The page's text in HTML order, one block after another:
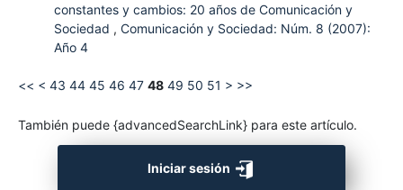
constantes y cambios: 20 años de Comunicación y
Sociedad , Comunicación y Sociedad: Núm. 8 (2007):
Año 4
<< < 43 44 45 46 47 48 49 50 51 > >>
También puede {advancedSearchLink} para este artículo.
Iniciar sesión